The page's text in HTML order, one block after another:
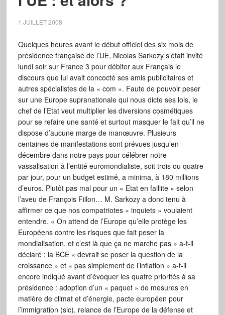
1 JUILLET 2008
Quelques heures avant le début officiel des six mois de
présidence française de l’UE, Nicolas Sarkozy s’était invité
lundi soir sur France 3 pour débiter aux Français le
discours que lui avait concocté ses amis publicitaires et
autres spécialistes de la « com ». Faute de pouvoir peser
sur une Europe supranationale qui nous dicte ses lois, le
chef de l’Etat veut multiplier les diversions cosmétiques
pour se refaire une santé et surtout masquer le fait qu’il ne
dispose d’aucune marge de manœuvre. Plusieurs
centaines de manifestations sont prévues jusqu’en
décembre dans notre pays pour célébrer notre
vassalisation à l’entité euromondialiste, soit trois ou quatre
par jour, pour un budget estimé, a minima, à 180 millions
d’euros. Plutôt pas mal pour un « Etat en faillite » selon
l’aveu de François Fillon… M. Sarkozy a donc tenu à
affirmer ce que nos compatriotes « inquiets » voulaient
entendre. « On attend de l’Europe qu’elle protège les
Européens contre les risques que fait peser la
mondialisation, et c’est là que ça ne marche pas » a-t-il
déclaré ; la BCE « devrait se poser la question de la
croissance » et « pas simplement de l’inflation » a-t-il
encore indiqué avant d’évoquer les quatre priorités à sa
présidence : adoption d’un « paquet » de mesures en
matière de climat et d’énergie, pacte européen pour
l’immigration (sic), relance de l’Europe de la défense et